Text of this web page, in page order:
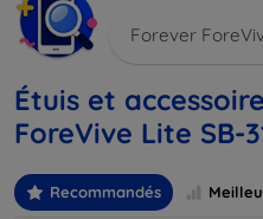
Forever
Étuis et
ForeVive Lite SB-
Recommandés